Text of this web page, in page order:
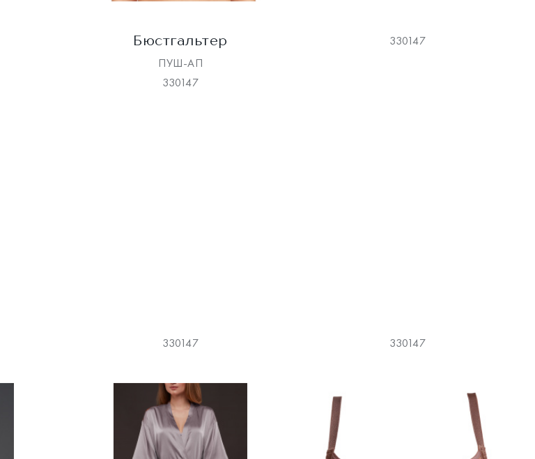
Бюстгальтер
ПУШ-АП
330147
330147
330147 330147